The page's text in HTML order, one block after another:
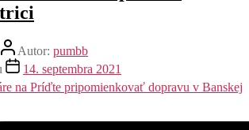
Autor: pumbb
14. septembra 2021
na Príďte pripomienkovať dopravu v Banskej